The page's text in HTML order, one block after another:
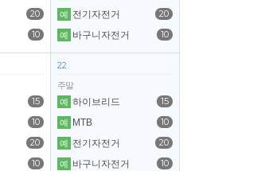
20
10
20
예 전기자전거
10
예 바구니자전거
15
10
20
10
22
주말
15
예 하이브리드
10
예
MTB
20
예 전기자전거
10
예 바구니자전거